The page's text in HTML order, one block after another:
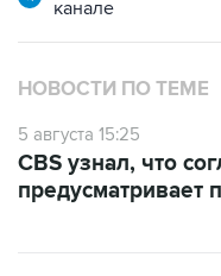
НОВОСТИ ПО ТЕМЕ
5 августа 15:25
предусматривает